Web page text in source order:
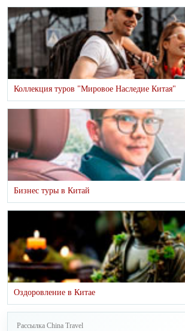
Коллекция туров "Мировое Наследие Китая"
Бизнес туры в Китай
Оздоровление в Китае
Рассылка China Travel